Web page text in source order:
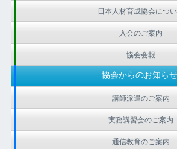
日本人材育成協会につ
入会のご案内
協会会報
協会からのお知らせ
講師派遣のご案内
実務講習会のご案内
通信教育のご案内